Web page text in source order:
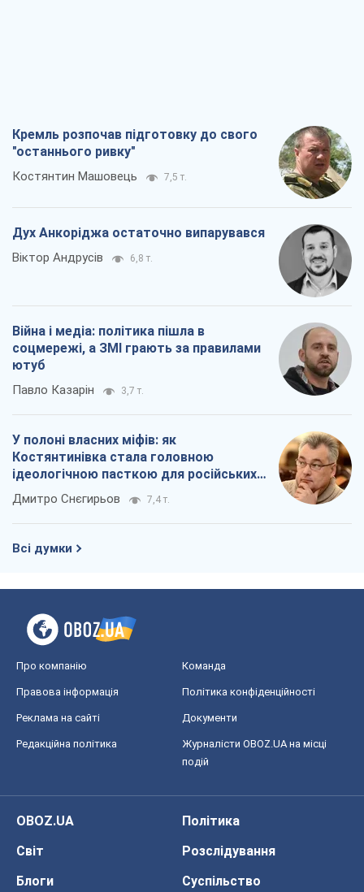
Кремль розпочав підготовку до свого
"останнього ривку"
Костянтин Машовець 7,5 т.
Дух Анкоріджа остаточно випарувався
Віктор Андрусів 6,8 т.
Війна і медіа: політика пішла в
соцмережі, а ЗМІ грають за правилами
ютуб
Павло Казарін 3,7 т.
У полоні власних міфів: як
Костянтинівка стала головною
ідеологічною пасткою для російських
окупантів
Дмитро Снєгирьов 7,4 т.
Всі думки
Про компанію Команда
Правова інформація Політика конфіденційності
Реклама на сайті Документи
Редакційна політика
Журналісти OBOZ.UA на місці
подій
OBOZ.UA
Політика
Світ
Розслідування
Блоги
Суспільство